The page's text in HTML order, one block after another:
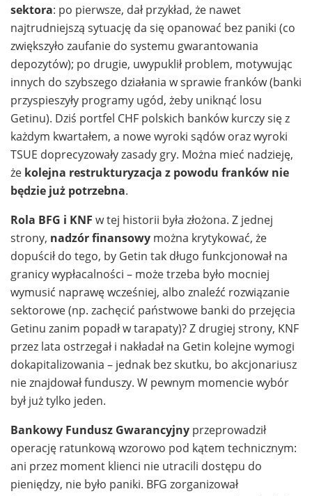
sektora: po pierwsze, dał przykład, że nawet
najtrudniejszą sytuację da się opanować bez paniki (co
zwiększyło zaufanie do systemu gwarantowania
depozytów); po drugie, uwypuklił problem, motywując
innych do szybszego działania w sprawie franków (banki
przyspieszyły programy ugód, żeby uniknąć losu
Getinu). Dziś portfel CHF polskich banków kurczy się z
każdym kwartałem, a nowe wyroki sądów oraz wyroki
TSUE doprecyzowały zasady gry. Można mieć nadzieję,
że kolejna restrukturyzacja z powodu franków nie
będzie już potrzebna.
Rola BFG i KNF w tej historii była złożona. Z jednej
strony, nadzór finansowy można krytykować, że
dopuścił do tego, by Getin tak długo funkcjonował na
granicy wypłacalności – może trzeba było mocniej
wymusić naprawę wcześniej, albo znaleźć rozwiązanie
sektorowe (np. zachęcić państwowe banki do przejęcia
Getinu zanim popadł w tarapaty)? Z drugiej strony, KNF
przez lata ostrzegał i nakładał na Getin kolejne wymogi
dokapitalizowania – jednak bez skutku, bo akcjonariusz
nie znajdował funduszy. W pewnym momencie wybór
był już tylko jeden.
Bankowy Fundusz Gwarancyjny przeprowadził
operację ratunkową wzorowo pod kątem technicznym:
ani przez moment klienci nie utracili dostępu do
pieniędzy, nie było paniki. BFG zorganizował